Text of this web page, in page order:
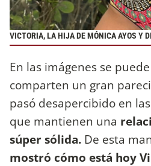
VICTORIA, LA HIJA DE MÓNICA AYOS Y
En las imágenes se
comparten un gran
pasó desapercibido en
que mantienen una
súper sólida. De esta
mostró cómo está hoy